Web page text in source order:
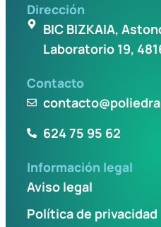
Dirección
BIC BIZKAIA,
Laboratorio 19,
Contacto
624 75 95 62
Información legal
Aviso legal
Política de privacidad